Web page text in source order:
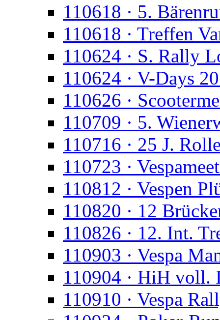
110618 · 5.
110618 · Treffen
110624 · S. Rally
110624 · V-Days
110626 ·
110709 · 5.
110716 · 25 J.
110723 ·
110812 · Vespen
110820 · 12
110826 · 12. Int.
110903 · Vespa
110904 · HiH voll.
110910 · Vespa